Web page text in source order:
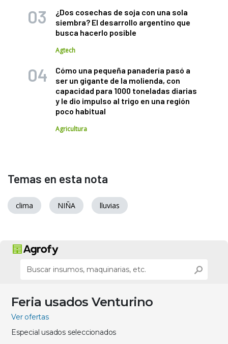
¿Dos cosechas de soja con una sola
siembra? El desarrollo argentino que
busca hacerlo posible
Agtech
Cómo una pequeña panadería pasó a
ser un gigante de la molienda, con
capacidad para 1000 toneladas diarias
y le dio impulso al trigo en una región
poco habitual
Agricultura
Temas en esta nota
clima NIÑA lluvias
Feria usados Venturino
Ver ofertas
Especial usados seleccionados